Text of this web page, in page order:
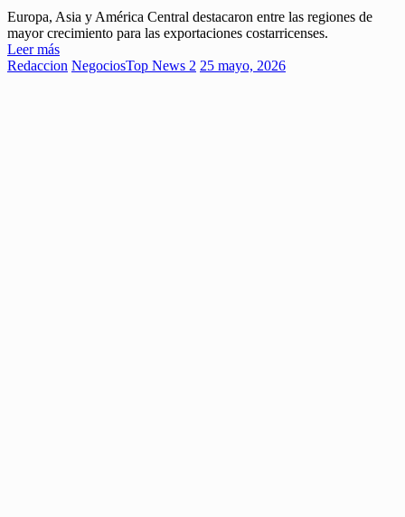
Europa, Asia y América Central destacaron entre las regiones de
mayor crecimiento para las exportaciones costarricenses.
Leer más
Redaccion NegociosTop News 2 25 mayo, 2026